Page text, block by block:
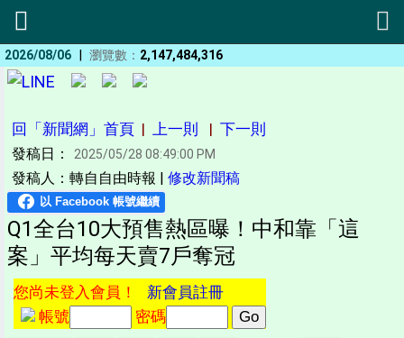
2026/08/06 | 瀏覽數： 2,147,484,316
回「新聞網」首頁 | 上一則 | 下一則
發稿日： 2025/05/28 08:49:00 PM
發稿人：轉自自由時報 | 修改新聞稿
Q1全台10大預售熱區曝！中和靠「這
案」平均每天賣7戶奪冠
您尚未登入會員！ 新會員註冊
帳號
密碼